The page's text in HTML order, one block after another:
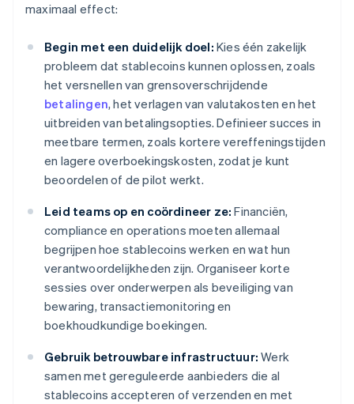
maximaal effect:
Begin met een duidelijk doel: Kies één zakelijk
probleem dat stablecoins kunnen oplossen, zoals
het versnellen van grensoverschrijdende
betalingen, het verlagen van valutakosten en het
uitbreiden van betalingsopties. Definieer succes in
meetbare termen, zoals kortere vereffeningstijden
en lagere overboekingskosten, zodat je kunt
beoordelen of de pilot werkt.
Leid teams op en coördineer ze: Financiën,
compliance en operations moeten allemaal
begrijpen hoe stablecoins werken en wat hun
verantwoordelijkheden zijn. Organiseer korte
sessies over onderwerpen als beveiliging van
bewaring, transactiemonitoring en
boekhoudkundige boekingen.
Gebruik betrouwbare infrastructuur: Werk
samen met gereguleerde aanbieders die al
stablecoins accepteren of verzenden en met